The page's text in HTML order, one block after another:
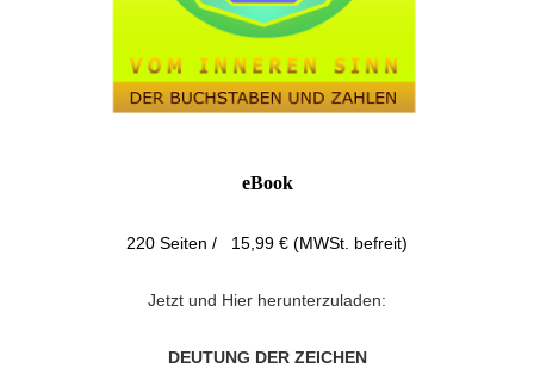
eBook
220 Seiten / 15,99 € (MWSt. befreit)
Jetzt und Hier herunterzuladen:
DEUTUNG DER ZEICHEN